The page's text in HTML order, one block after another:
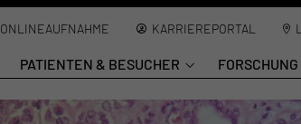
ONLINEAUFNAHME KARRIEREPORTAL
PATIENTEN & BESUCHER FORSCHUNG